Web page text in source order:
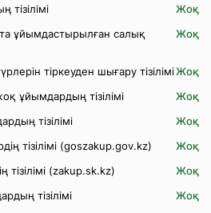
Жоқ
ұйымдастырылған салық
Жоқ
тіркеуден шығару тізіліміЖоқ
ұйымдардың тізілімі
Жоқ
тізілімі
Жоқ
тізілімі (goszakup.gov.kz)
Жоқ
тізілімі (zakup.sk.kz)
Жоқ
тізілімі
Жоқ